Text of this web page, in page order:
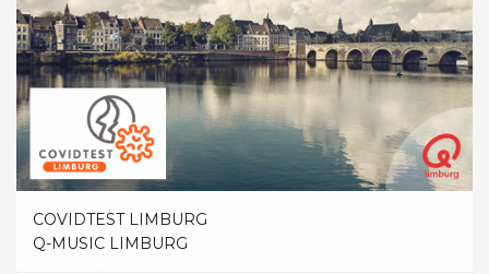
COVIDTEST LIMBURG
Q-MUSIC LIMBURG